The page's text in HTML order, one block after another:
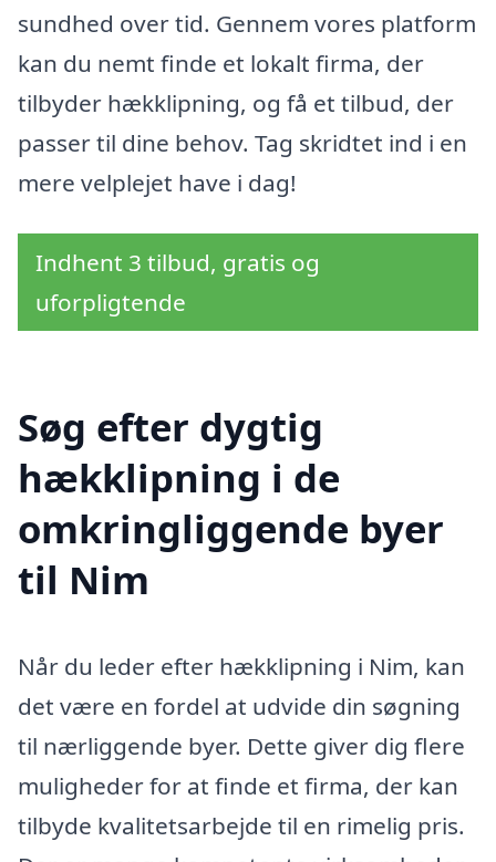
sundhed over tid. Gennem vores platform
kan du nemt finde et lokalt firma, der
tilbyder hækklipning, og få et tilbud, der
passer til dine behov. Tag skridtet ind i en
mere velplejet have i dag!
Indhent 3 tilbud, gratis og
uforpligtende
Søg efter dygtig
hækklipning i de
omkringliggende byer
til Nim
Når du leder efter hækklipning i Nim, kan
det være en fordel at udvide din søgning
til nærliggende byer. Dette giver dig flere
muligheder for at finde et firma, der kan
tilbyde kvalitetsarbejde til en rimelig pris.